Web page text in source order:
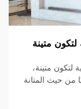
لتكون متينة،
عالميًا من حيث المتانة